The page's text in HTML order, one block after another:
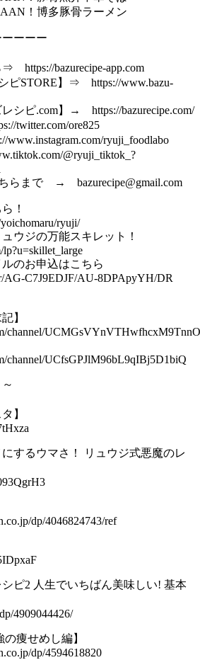
！博多豚骨ラーメン
ーーー
https://bazurecipe-app.com
ピSTORE】⇒ https://www.bazu-
シピ.com】→ https://bazurecipe.com/
ore825
ryuji_foodlabo
@ryuji_tiktok_?
らまで → bazurecipe@gmail.com
！
ryuji/
ウジの万能スキレット！
lp?u=skillet_large
のお申込はこちら
AG-C7J9EDJF/AU-8DPApyYH/DR
】
channel/
channel/UCfsGPJlM96bL9qIBj5D1biQ
】
にするウマさ！ リュウジ式悪魔のレ
dp/4046824743/ref
シピ2 人生でいちばん美味しい! 基本
4909044426/
の痩せめし編】
dp/4594618820